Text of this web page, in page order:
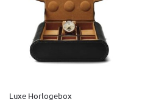
Luxe Horlogebox